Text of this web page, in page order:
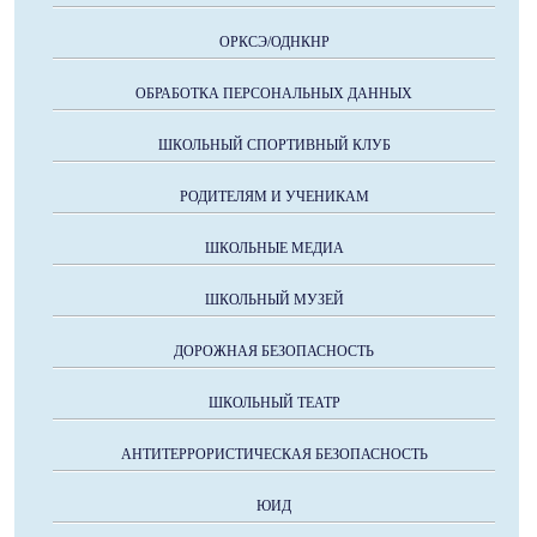
ОРКСЭ/ОДНКНР
ОБРАБОТКА ПЕРСОНАЛЬНЫХ ДАННЫХ
ШКОЛЬНЫЙ СПОРТИВНЫЙ КЛУБ
РОДИТЕЛЯМ И УЧЕНИКАМ
ШКОЛЬНЫЕ МЕДИА
ШКОЛЬНЫЙ МУЗЕЙ
ДОРОЖНАЯ БЕЗОПАСНОСТЬ
ШКОЛЬНЫЙ ТЕАТР
АНТИТЕРРОРИСТИЧЕСКАЯ БЕЗОПАСНОСТЬ
ЮИД